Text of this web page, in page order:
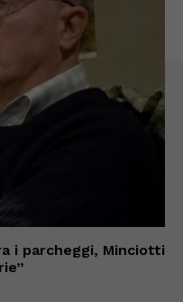
i parcheggi, Minciotti